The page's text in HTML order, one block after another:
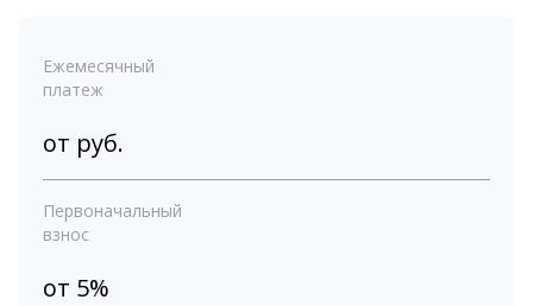
Ежемесячный
платеж
от руб.
Первоначальный
взнос
от 5%